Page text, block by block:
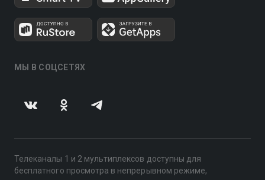
МЫ В СОЦСЕТЯХ
Телеканалы 1 и 2 мультиплексов доступны для
бесплатного просмотра в непрерывном режиме,